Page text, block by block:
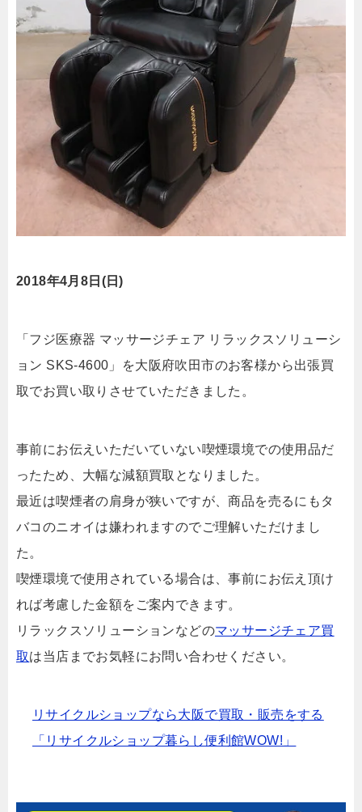
2018年4月8日(日)
「フジ医療器 マッサージチェア リラックスソリューシ
ョン SKS-4600」を大阪府吹田市のお客様から出張買
取でお買い取りさせていただきました。
事前にお伝えいただいていない喫煙環境での使用品だ
ったため、大幅な減額買取となりました。
最近は喫煙者の肩身が狭いですが、商品を売るにもタ
バコのニオイは嫌われますのでご理解いただけまし
た。
喫煙環境で使用されている場合は、事前にお伝え頂け
れば考慮した金額をご案内できます。
リラックスソリューションなどのマッサージチェア買
取は当店までお気軽にお問い合わせください。
リサイクルショップなら大阪で買取・販売をする
「リサイクルショップ暮らし便利館WOW!」